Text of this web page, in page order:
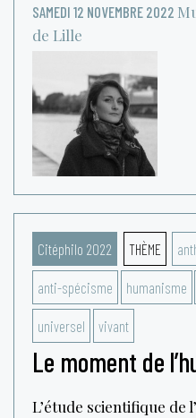
SAMEDI 12 NOVEMBRE 2022
de Lille
Citéphilo 2022 THÈME
anti-spécisme humanisme
universel vivant
Le moment de
L’étude scientifique de